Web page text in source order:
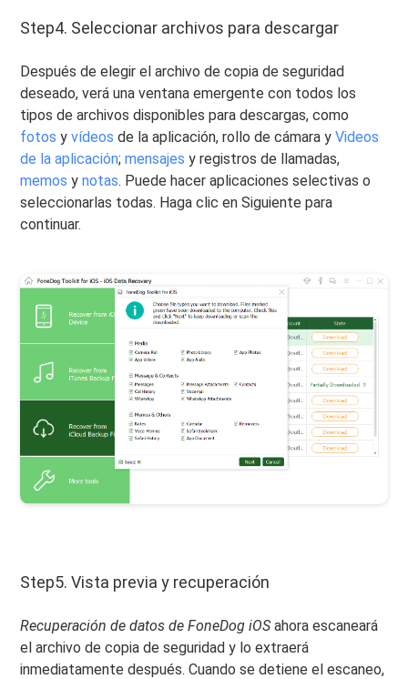
Step4. Seleccionar archivos para descargar
Después de elegir el archivo de copia de seguridad
deseado, verá una ventana emergente con todos los
tipos de archivos disponibles para descargas, como
fotos yvídeos de la aplicación, rollo de cámara y Videos
de la aplicación;mensajes y registros de llamadas,
memos ynotas. Puede hacer aplicaciones selectivas o
seleccionarlas todas. Haga clic en Siguiente para
continuar.
Step5. Vista previa y recuperación
Recuperación de datos de FoneDog iOSahora escaneará
el archivo de copia de seguridad y lo extraerá
inmediatamente después. Cuando se detiene el escaneo,